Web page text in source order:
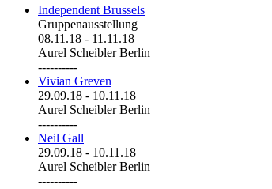
Independent Brussels
Gruppenausstellung
08.11.18 - 11.11.18
Aurel Scheibler Berlin
----------
Vivian Greven
29.09.18 - 10.11.18
Aurel Scheibler Berlin
----------
Neil Gall
29.09.18 - 10.11.18
Aurel Scheibler Berlin
----------